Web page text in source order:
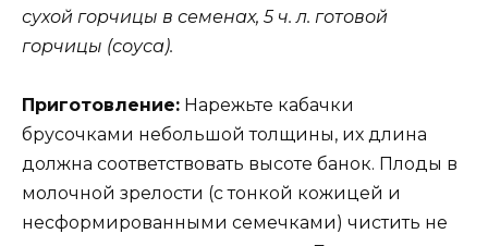
сухой горчицы в семенах, 5 ч. л. готовой
горчицы (соуса).
Приготовление: Нарежьте кабачки
брусочками небольшой толщины, их длина
должна соответствовать высоте банок. Плоды в
молочной зрелости (с тонкой кожицей и
несформированными семечками) чистить не